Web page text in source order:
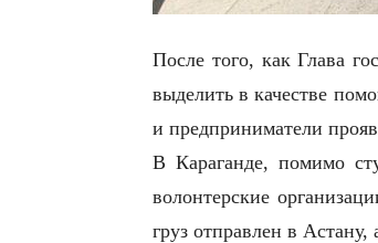
После того, как Глава
выделить в качестве
и предприниматели
В Караганде, помимо
волонтерские
груз отправлен в Астану,